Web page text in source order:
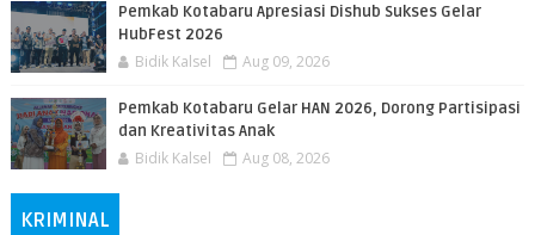
Pemkab Kotabaru Apresiasi Dishub Sukses Gelar
HubFest 2026
Bidik Kalsel Aug 09, 2026
Pemkab Kotabaru Gelar HAN 2026, Dorong Partisipasi
dan Kreativitas Anak
Bidik Kalsel Aug 08, 2026
KRIMINAL